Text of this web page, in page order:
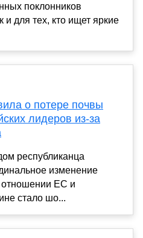
поклонников
и для тех, кто ищет яркие
о потере почвы
лидеров из-за
республиканца
изменение
отношении ЕС и
стало шо...